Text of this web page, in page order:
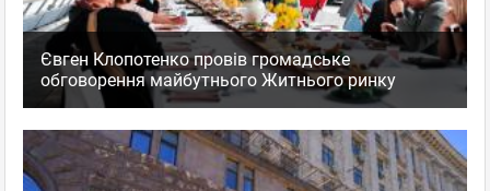
Євген Клопотенко провів громадське
обговорення майбутнього Житнього ринку